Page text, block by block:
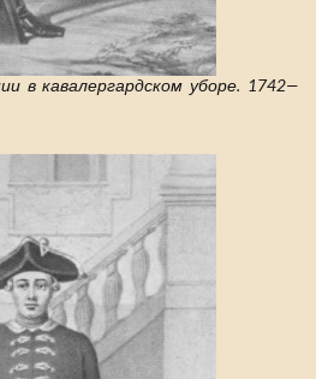
в кавалергардском уборе. 1742—